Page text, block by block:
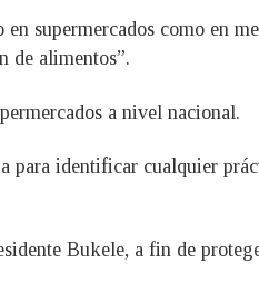
supermercados como en
de alimentos”.
a nivel nacional.
para identificar cualquier
Bukele, a fin de